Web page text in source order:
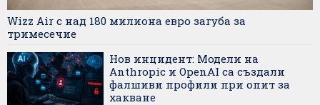
Wizz Air с над 180 милиона евро загуба за
тримесечие
Нов инцидент: Модели на
Anthropic и OpenAI са създали
фалшиви профили при опит за
хакване